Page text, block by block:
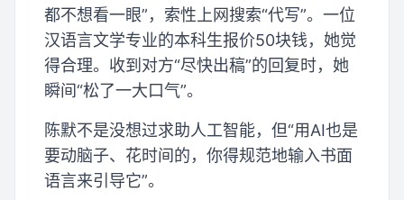
都不想看一眼”，索性上网搜索“代写”。一位
汉语言文学专业的本科生报价50块钱，她觉
得合理。收到对方“尽快出稿”的回复时，她
瞬间“松了一大口气”。
陈默不是没想过求助人工智能，但“用AI也是
要动脑子、花时间的，你得规范地输入书面
语言来引导它”。